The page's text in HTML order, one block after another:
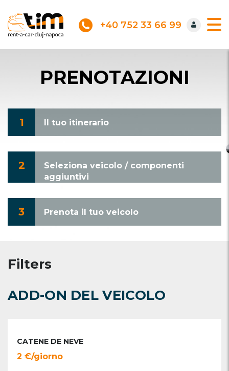
+40 752 33 66 99
PRENOTAZIONI
1 Il tuo itinerario
2
Seleziona veicolo / componenti
aggiuntivi
3 Prenota il tuo veicolo
Filters
ADD-ON DEL VEICOLO
CATENE DE NEVE
2 €/giorno